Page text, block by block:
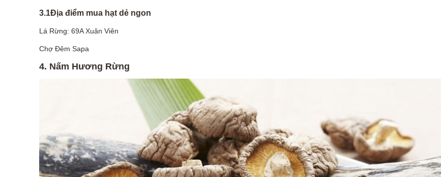
3.1Địa điểm mua hạt dẻ ngon
Lá Rừng: 69A Xuân Viên
Chợ Đêm Sapa
4. Nấm Hương Rừng